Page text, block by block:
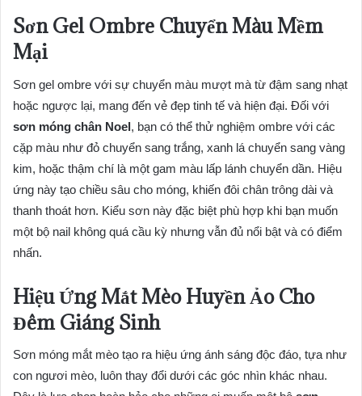
Sơn Gel Ombre Chuyển Màu Mềm
Mại
Sơn gel ombre với sự chuyển màu mượt mà từ đậm sang nhạt
hoặc ngược lại, mang đến vẻ đẹp tinh tế và hiện đại. Đối với
sơn móng chân Noel, bạn có thể thử nghiệm ombre với các
cặp màu như đỏ chuyển sang trắng, xanh lá chuyển sang vàng
kim, hoặc thậm chí là một gam màu lấp lánh chuyển dần. Hiệu
ứng này tạo chiều sâu cho móng, khiến đôi chân trông dài và
thanh thoát hơn. Kiểu sơn này đặc biệt phù hợp khi bạn muốn
một bộ nail không quá cầu kỳ nhưng vẫn đủ nổi bật và có điểm
nhấn.
Hiệu Ứng Mắt Mèo Huyền Ảo Cho
Đêm Giáng Sinh
Sơn móng mắt mèo tạo ra hiệu ứng ánh sáng độc đáo, tựa như
con ngươi mèo, luôn thay đổi dưới các góc nhìn khác nhau.